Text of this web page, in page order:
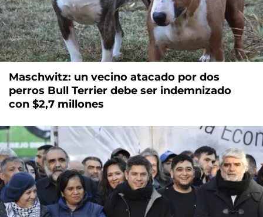
Maschwitz: un vecino atacado por dos
perros Bull Terrier debe ser indemnizado
con $2,7 millones